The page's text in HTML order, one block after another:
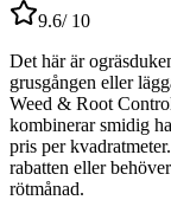
9.6/ 10
Det här är
grusgången eller
Weed & Root
kombinerar smidig
pris per
rabatten eller
rötmånad.